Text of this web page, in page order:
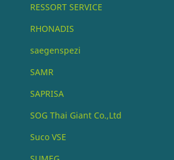
RESSORT SERVICE
RHONADIS
saegenspezi
SAMR
SAPRISA
SOG Thai Giant Co.,Ltd
Suco VSE